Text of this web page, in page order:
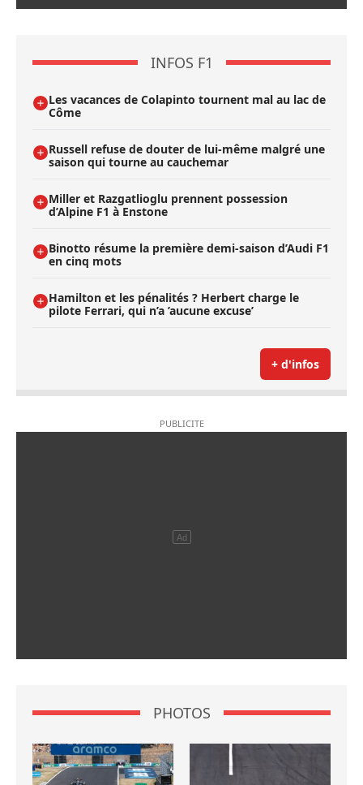
INFOS F1
Les vacances de Colapinto tournent mal au lac de
Côme
Russell refuse de douter de lui-même malgré une
saison qui tourne au cauchemar
Miller et Razgatlioglu prennent possession
d’Alpine F1 à Enstone
Binotto résume la première demi-saison d’Audi F1
en cinq mots
Hamilton et les pénalités ? Herbert charge le
pilote Ferrari, qui n’a ’aucune excuse’
+ d'infos
PHOTOS